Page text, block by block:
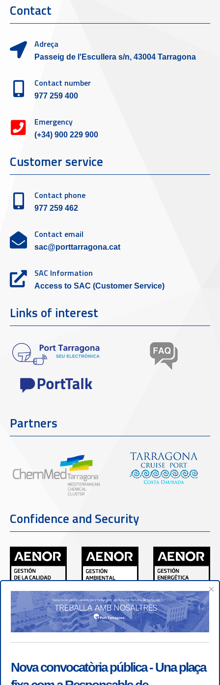
Contact
Adreça
Passeig de l'Escullera s/n, 43004 Tarragona
Contact number
977 259 400
Emergency
(+34) 900 229 900
Customer service
Contact phone
977 259 462
Contact email
sac@porttarragona.cat
SAC Information
Access to SAC (Customer Service)
Links of interest
Partners
Confidence and Security
×
Nova convocatòria pública - Una plaça